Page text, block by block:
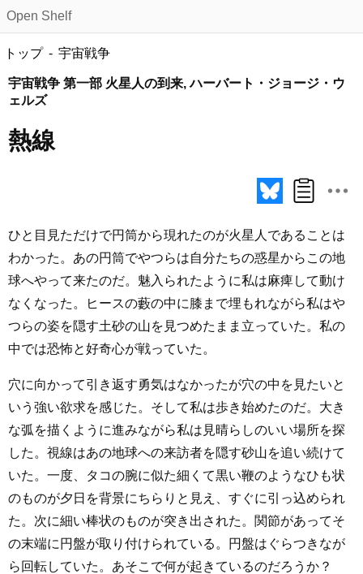
Open Shelf
トップ 宇宙戦争
宇宙戦争 第一部 火星人の到来, ハーバート・ジョージ・ウ
ェルズ
熱線
ひと目見ただけで円筒から現れたのが火星人であることは
わかった。あの円筒でやつらは自分たちの惑星からこの地
球へやって来たのだ。魅入られたように私は麻痺して動け
なくなった。ヒースの藪の中に膝まで埋もれながら私はや
つらの姿を隠す土砂の山を見つめたまま立っていた。私の
中では恐怖と好奇心が戦っていた。
穴に向かって引き返す勇気はなかったが穴の中を見たいと
いう強い欲求を感じた。そして私は歩き始めたのだ。大き
な弧を描くように進みながら私は見晴らしのいい場所を探
した。視線はあの地球への来訪者を隠す砂山を追い続けて
いた。一度、タコの腕に似た細くて黒い鞭のようなひも状
のものが夕日を背景にちらりと見え、すぐに引っ込められ
た。次に細い棒状のものが突き出された。関節があってそ
の末端に円盤が取り付けられている。円盤はぐらつきなが
ら回転していた。あそこで何が起きているのだろうか？